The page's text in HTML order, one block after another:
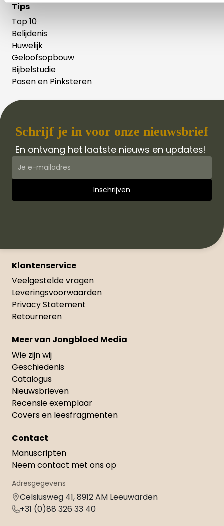
Tips
Top 10
Belijdenis
Huwelijk
Geloofsopbouw
Bijbelstudie
Pasen en Pinksteren
Schrijf je in voor onze nieuwsbrief
En ontvang het laatste nieuws en updates!
Klantenservice
Veelgestelde vragen
Leveringsvoorwaarden
Privacy Statement
Retourneren
Meer van Jongbloed Media
Wie zijn wij
Geschiedenis
Catalogus
Nieuwsbrieven
Recensie exemplaar
Covers en leesfragmenten
Contact
Manuscripten
Neem contact met ons op
Adresgegevens
Celsiusweg 41, 8912 AM Leeuwarden
+31 (0)88 326 33 40